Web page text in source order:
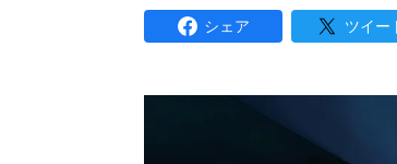
シェア ツイー